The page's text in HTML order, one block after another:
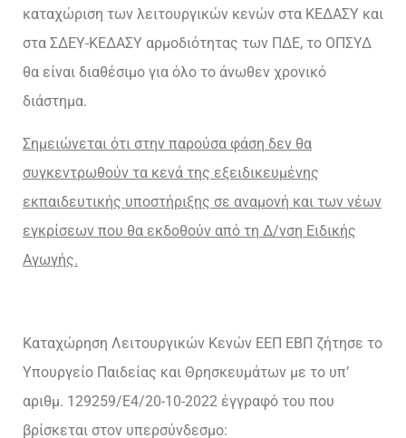
καταχώριση των λειτουργικών κενών στα ΚΕΔΑΣΥ και
στα ΣΔΕΥ-ΚΕΔΑΣΥ αρμοδιότητας των ΠΔΕ, το ΟΠΣΥΔ
θα είναι διαθέσιμο για όλο το άνωθεν χρονικό
διάστημα.
Σημειώνεται ότι στην παρούσα φάση δεν θα
συγκεντρωθούν τα κενά της εξειδικευμένης
εκπαιδευτικής υποστήριξης σε αναμονή και των νέων
εγκρίσεων που θα εκδοθούν από τη Δ/νση Ειδικής
Αγωγής.
Καταχώρηση Λειτουργικών Κενών ΕΕΠ ΕΒΠ ζήτησε το
Υπουργείο Παιδείας και Θρησκευμάτων με το υπ’
αριθμ. 129259/Ε4/20-10-2022 έγγραφό του που
βρίσκεται στον υπερσύνδεσμο: